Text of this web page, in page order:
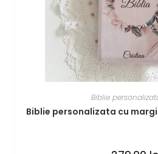
Biblie
Biblie personalizata cu